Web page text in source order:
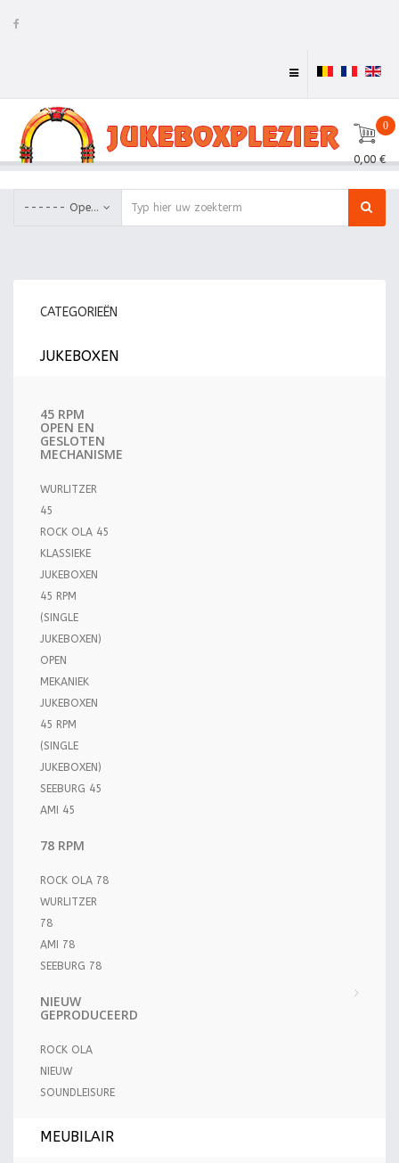
0
0,00 €
------ Open mekaniek jukeboxen 45 rpm (single jukeboxen)
CATEGORIEËN
JUKEBOXEN
45 RPM
OPEN EN
GESLOTEN
MECHANISME
WURLITZER
45
ROCK OLA 45
KLASSIEKE
JUKEBOXEN
45 RPM
(SINGLE
JUKEBOXEN)
OPEN
MEKANIEK
JUKEBOXEN
45 RPM
(SINGLE
JUKEBOXEN)
SEEBURG 45
AMI 45
78 RPM
ROCK OLA 78
WURLITZER
78
AMI 78
SEEBURG 78
NIEUW
GEPRODUCEERD
ROCK OLA
NIEUW
SOUNDLEISURE
MEUBILAIR